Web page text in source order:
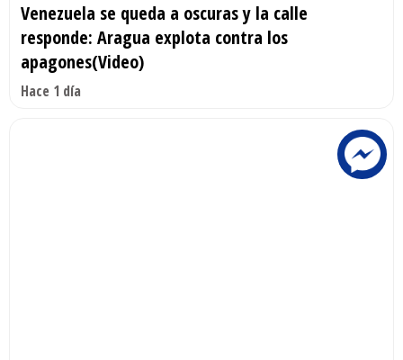
Venezuela se queda a oscuras y la calle
responde: Aragua explota contra los
apagones(Video)
Hace 1 día